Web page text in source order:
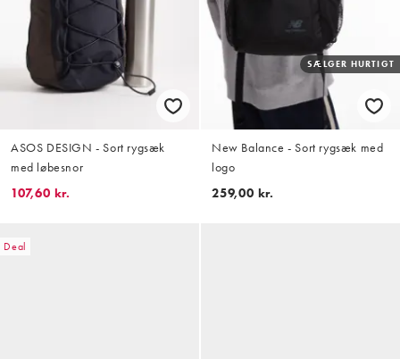
ASOS DESIGN - Sort rygsæk
med løbesnor
107,60 kr.
SÆLGER HURTIGT
New Balance - Sort rygsæk med
logo
259,00 kr.
Deal